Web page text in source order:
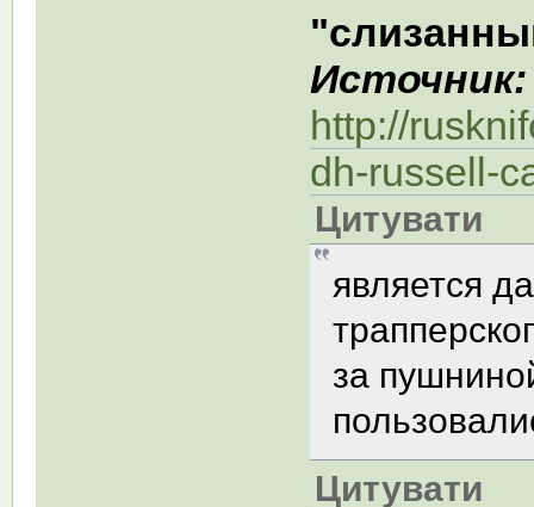
Источник:
http://
dh-russell-
Цитувати
является
за
Цитувати